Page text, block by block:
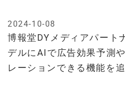
博報堂DYメディアパート
デルにAIで広告効果予測
レーションできる機能を
2024-10-08